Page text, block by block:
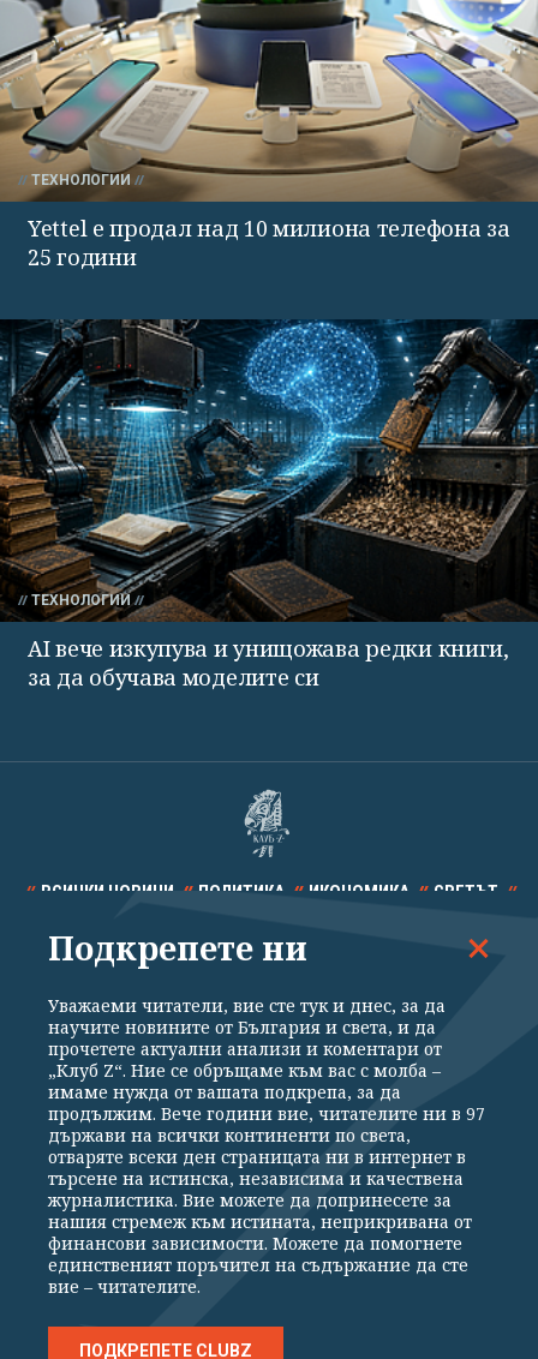
ТЕХНОЛОГИИ
Yettel е продал над 10 милиона телефона за
25 години
ТЕХНОЛОГИИ
AI вече изкупува и унищожава редки книги,
за да обучава моделите си
ВСИЧКИ НОВИНИ ПОЛИТИКА ИКОНОМИКА СВЕТЪТ
СПОРТ КУЛТУРА ТЕХНОЛОГИИ КАЛЕЙДОСКОП
Общи условия
Политика за поверителност
Реклама
Партньори Контакти
За Клуб Z
Екип
Подкрепете ни
Издател на www.clubz.bg е „Клуб Зебра Медия“ ЕООД, София, ул. "Алеко
Константинов" 3. Всички права запазени 2026 „Клуб Зебра Медия“
Препечатването на материали, снимки и видео от www.clubz.bg без
разрешение ще бъде преследвано по съдебен път, съгласно
Подкрепете ни
Уважаеми читатели, вие сте тук и днес, за да
научите новините от България и света, и да
прочетете актуални анализи и коментари от
„Клуб Z“. Ние се обръщаме към вас с молба –
имаме нужда от вашата подкрепа, за да
продължим. Вече години вие, читателите ни в 97
държави на всички континенти по света,
отваряте всеки ден страницата ни в интернет в
търсене на истинска, независима и качествена
журналистика. Вие можете да допринесете за
нашия стремеж към истината, неприкривана от
финансови зависимости. Можете да помогнете
единственият поръчител на съдържание да сте
вие – читателите.
ПОДКРЕПЕТЕ CLUBZ